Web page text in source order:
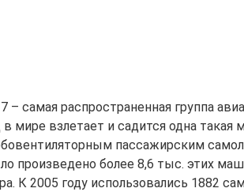
самая распространенная группа
мире взлетает и садится одна такая
пассажирским
произведено более 8,6 тыс. этих
К 2005 году использовались 1882